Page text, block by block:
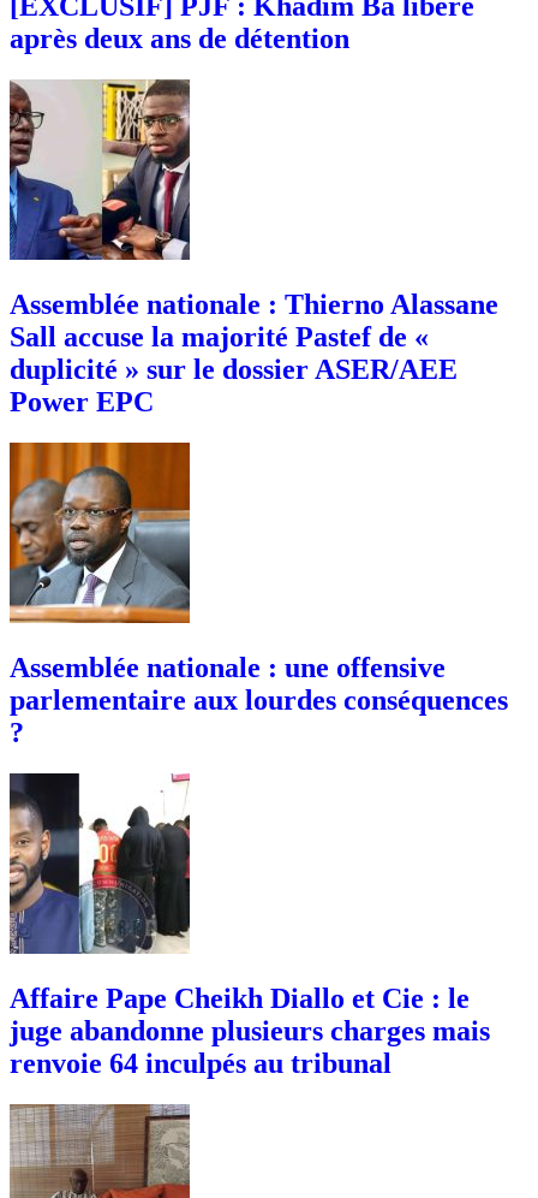
[EXCLUSIF] PJF : Khadim Ba libéré
après deux ans de détention
Assemblée nationale : Thierno Alassane
Sall accuse la majorité Pastef de «
duplicité » sur le dossier ASER/AEE
Power EPC
Assemblée nationale : une offensive
parlementaire aux lourdes conséquences
?
Affaire Pape Cheikh Diallo et Cie : le
juge abandonne plusieurs charges mais
renvoie 64 inculpés au tribunal